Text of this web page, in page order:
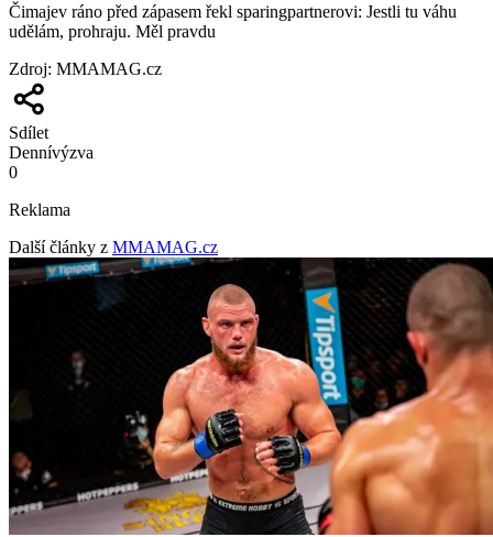
Čimajev ráno před zápasem řekl sparingpartnerovi: Jestli tu váhu
udělám, prohraju. Měl pravdu
Zdroj: MMAMAG.cz
Sdílet
Dennívýzva
0
Reklama
Další články z MMAMAG.cz